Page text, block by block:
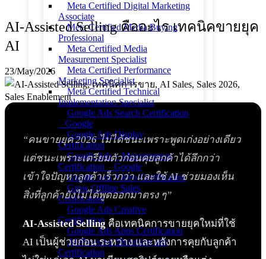
Meta Certified Digital Marketing
Associate
Meta Certified Media Buying
Professional
Meta Certified Media
Measurement Specialist
Meta Certified Performance
Marketing Specialist
Meta Certified Technical
Implementation Specialist
Google Ads Search Certification
_ Google
Google Ads Display
Certification
Google Ads – Measurement
Certification _ Google
Google Ads Video Certification
Grow Offline Sales
Certification
Google Ads Creative
Certification
Google Ads Apps Certification
AI-Powered Shopping ads
Certification
AI-Assisted Selling คืออะไร เทคนิคขายยุค
AI
23/May/2026
“คนขายยุค 2026 ไม่ได้ชนะเพราะพูดเก่งอย่างเดียว
แต่ชนะเพราะเตรียมตัวก่อนคุยลูกค้าได้ลึกกว่า
เข้าใจปัญหาลูกค้าเร็วกว่า และใช้ AI ช่วยมองเห็น
สิ่งที่ลูกค้ายังไม่ได้พูดออกมาตรง ๆ”
AI-Assisted Selling คือเทคนิคการขายยุคใหม่ที่ใช้
AI เป็นผู้ช่วยก่อน ระหว่าง และหลังการคุยกับลูกค้า